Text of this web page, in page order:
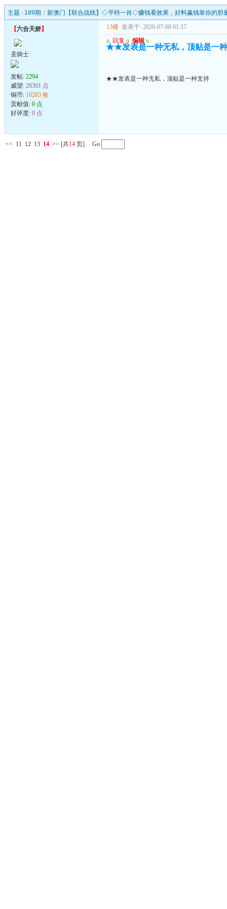
主题 : 189期：新澳门【联合战线】◇平特一肖◇赚钱看效果，好料赢钱靠你的胆
【六合天娇】
圣骑士
发帖: 2294
威望: 20301 点
铜币: 10283 枚
贡献值: 0 点
好评度: 0 点
13楼 发表于: 2026-07-08 01:57
u 回复 u 编辑 u
★★发表是一种无私，顶贴是一
★★发表是一种无私，顶贴是一种支持
<< 11 12 13 14 >> [共14 页] Go